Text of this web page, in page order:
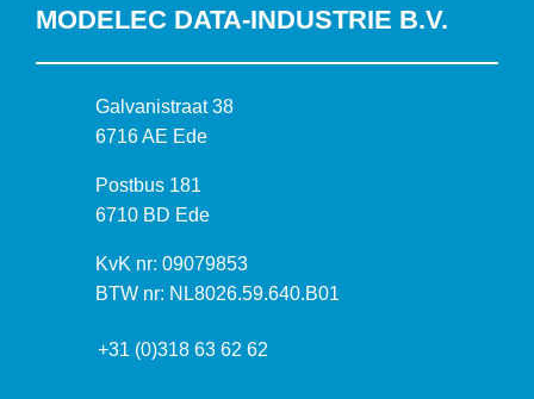
MODELEC DATA-INDUSTRIE B.V.
B
e
o
e
k
a
Galvanistraat 38
6716 AE Ede
P
o
t
a
Postbus 181
6710 BD Ede
I
n
o
KvK nr: 09079853
BTW nr: NL8026.59.640.B01
+31 (0)318 63 62 62